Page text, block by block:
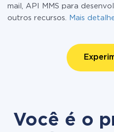
mail, API MMS para
outros recursos.
Mais
Você é o